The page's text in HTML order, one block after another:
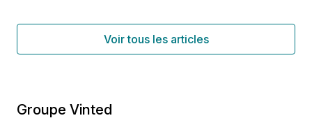
Voir tous les articles
Groupe Vinted